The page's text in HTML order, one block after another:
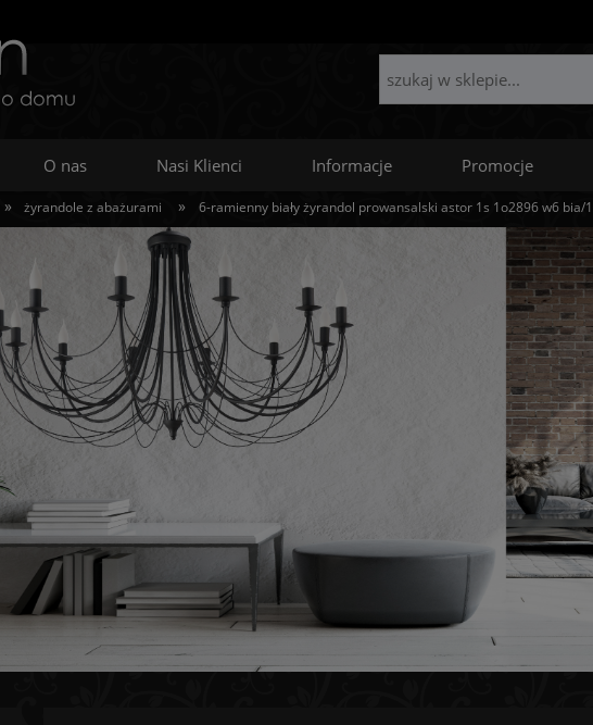
O nas Nasi Klienci Informacje Promocje
» żyrandole z abażurami » 6-ramienny biały żyrandol prowansalski astor 1s 1o2896 w6 bia/